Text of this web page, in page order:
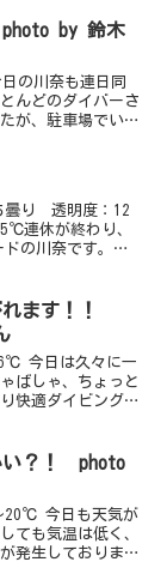
by 鈴木
の川奈も連日同
んどのダイバーさ
が、駐車場でいろ
曇り 透明度：12
連休が終わり、
の川奈です。フ
ートル見えてま
れます！！
今日は久々に一
ばしゃ、ちょっと
快適ダイビングで
い？！ photo
今日も天気が
ても気温は低く、
発生しておりま